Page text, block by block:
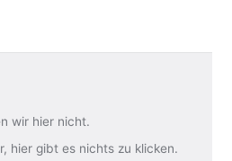
wir hier nicht.
hier gibt es nichts zu klicken.